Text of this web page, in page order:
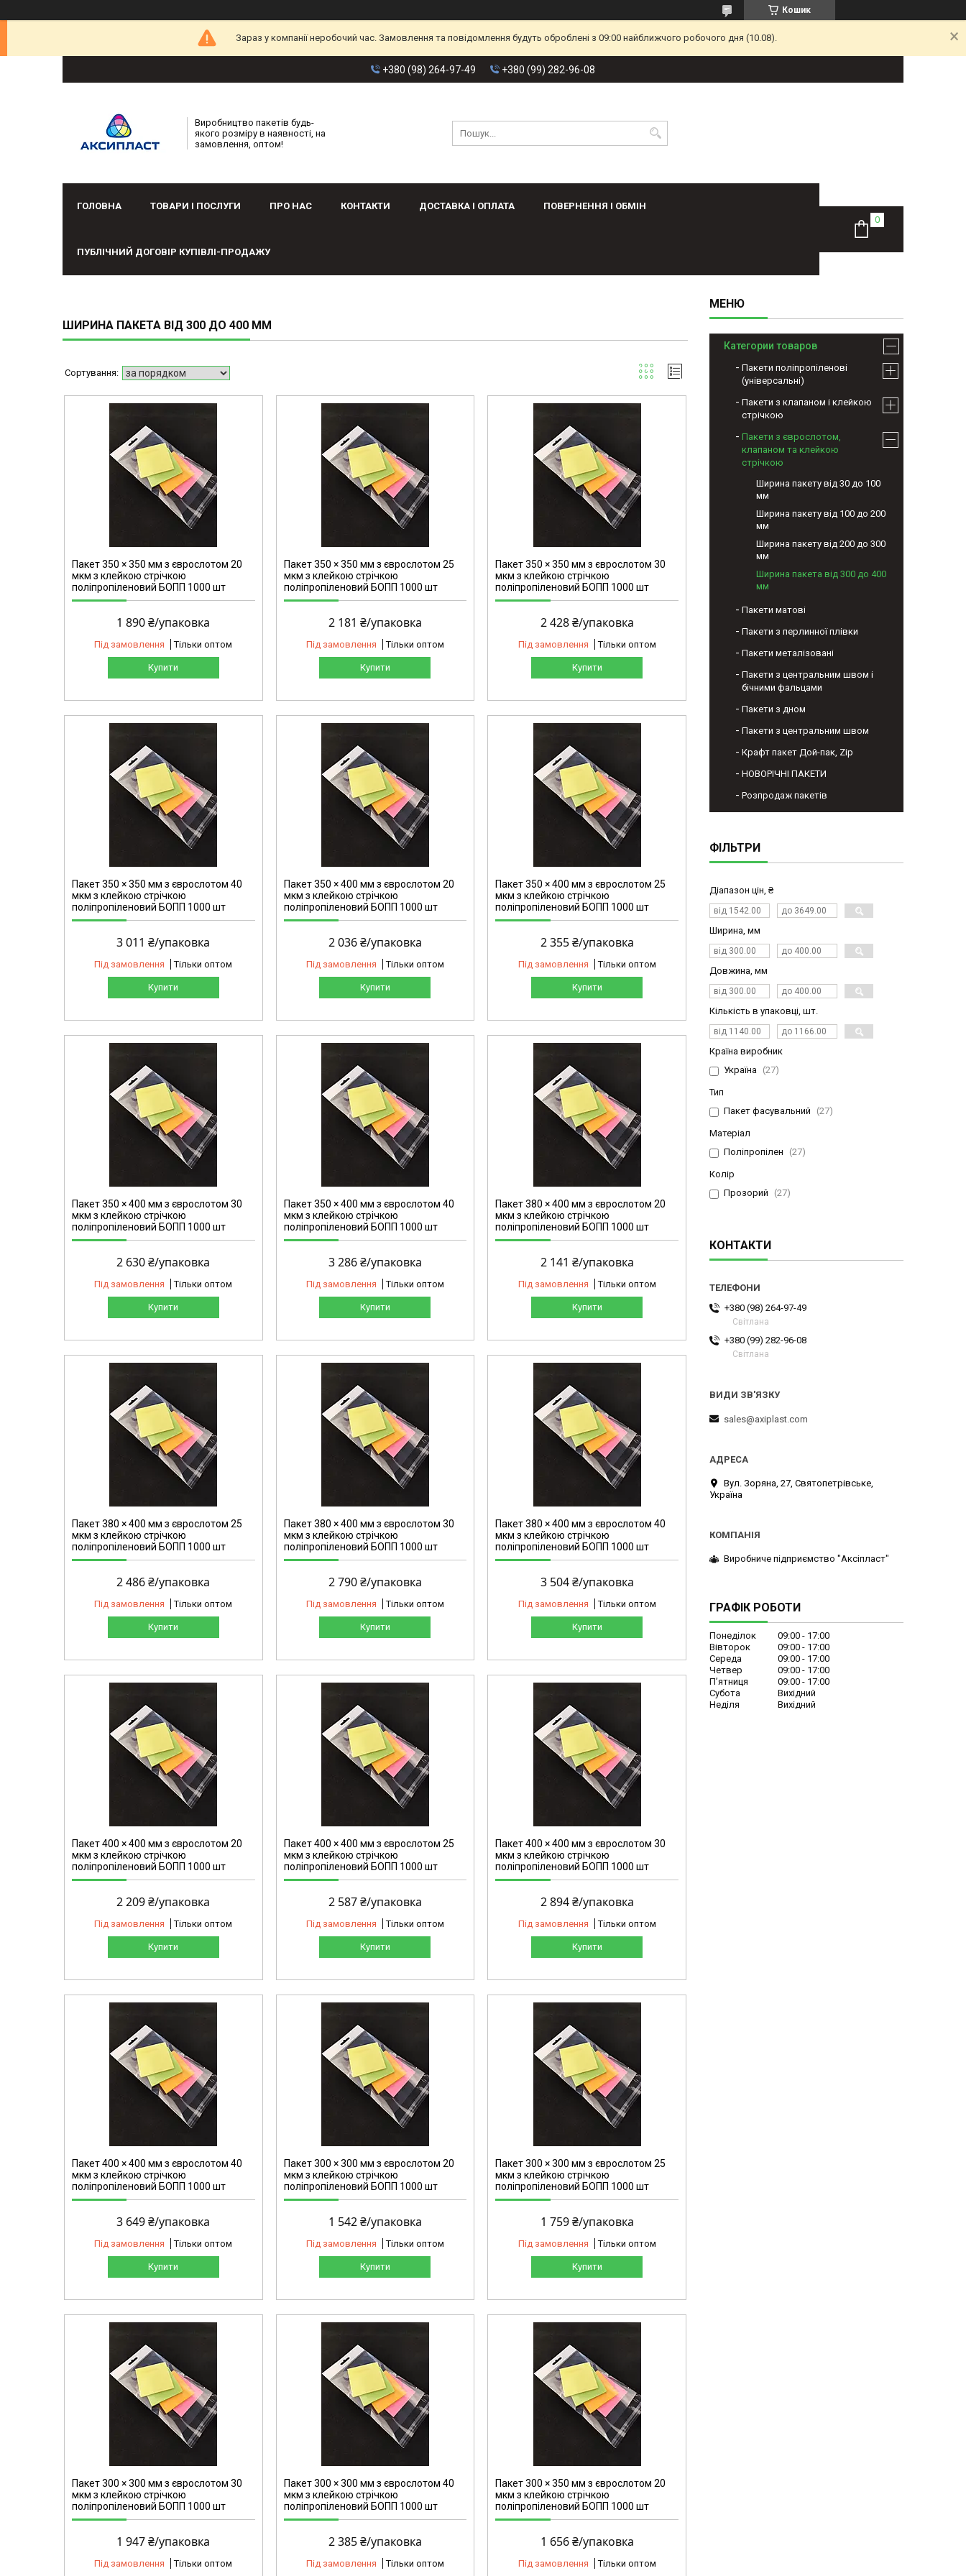
Кошик
Зараз у компанії неробочий час. Замовлення та повідомлення будуть оброблені з 09:00 найближчого робочого дня (10.08).
+380 (98) 264-97-49 +380 (99) 282-96-08
Виробництво пакетів будь-
якого розміру в наявності, на
замовлення, оптом!
ГОЛОВНА ТОВАРИ І ПОСЛУГИ ПРО НАС КОНТАКТИ ДОСТАВКА І ОПЛАТА ПОВЕРНЕННЯ І ОБМІН
ПУБЛІЧНИЙ ДОГОВІР КУПІВЛІ-ПРОДАЖУ
ШИРИНА ПАКЕТА ВІД 300 ДО 400 ММ
Пакет 350 × 350 мм з єврослотом 20
мкм з клейкою стрічкою
поліпропіленовий БОПП 1000 шт
1 890 ₴/упаковка
Під замовлення Тільки оптом
Купити
Пакет 350 × 350 мм з єврослотом 25
мкм з клейкою стрічкою
поліпропіленовий БОПП 1000 шт
2 181 ₴/упаковка
Під замовлення Тільки оптом
Купити
Пакет 350 × 350 мм з єврослотом 30
мкм з клейкою стрічкою
поліпропіленовий БОПП 1000 шт
2 428 ₴/упаковка
Під замовлення Тільки оптом
Купити
Пакет 350 × 350 мм з єврослотом 40
мкм з клейкою стрічкою
поліпропіленовий БОПП 1000 шт
3 011 ₴/упаковка
Під замовлення Тільки оптом
Купити
Пакет 350 × 400 мм з єврослотом 20
мкм з клейкою стрічкою
поліпропіленовий БОПП 1000 шт
2 036 ₴/упаковка
Під замовлення Тільки оптом
Купити
Пакет 350 × 400 мм з єврослотом 25
мкм з клейкою стрічкою
поліпропіленовий БОПП 1000 шт
2 355 ₴/упаковка
Під замовлення Тільки оптом
Купити
Пакет 350 × 400 мм з єврослотом 30
мкм з клейкою стрічкою
поліпропіленовий БОПП 1000 шт
2 630 ₴/упаковка
Під замовлення Тільки оптом
Купити
Пакет 350 × 400 мм з єврослотом 40
мкм з клейкою стрічкою
поліпропіленовий БОПП 1000 шт
3 286 ₴/упаковка
Під замовлення Тільки оптом
Купити
Пакет 380 × 400 мм з єврослотом 20
мкм з клейкою стрічкою
поліпропіленовий БОПП 1000 шт
2 141 ₴/упаковка
Під замовлення Тільки оптом
Купити
Пакет 380 × 400 мм з єврослотом 25
мкм з клейкою стрічкою
поліпропіленовий БОПП 1000 шт
2 486 ₴/упаковка
Під замовлення Тільки оптом
Купити
Пакет 380 × 400 мм з єврослотом 30
мкм з клейкою стрічкою
поліпропіленовий БОПП 1000 шт
2 790 ₴/упаковка
Під замовлення Тільки оптом
Купити
Пакет 380 × 400 мм з єврослотом 40
мкм з клейкою стрічкою
поліпропіленовий БОПП 1000 шт
3 504 ₴/упаковка
Під замовлення Тільки оптом
Купити
Пакет 400 × 400 мм з єврослотом 20
мкм з клейкою стрічкою
поліпропіленовий БОПП 1000 шт
2 209 ₴/упаковка
Під замовлення Тільки оптом
Купити
Пакет 400 × 400 мм з єврослотом 25
мкм з клейкою стрічкою
поліпропіленовий БОПП 1000 шт
2 587 ₴/упаковка
Під замовлення Тільки оптом
Купити
Пакет 400 × 400 мм з єврослотом 30
мкм з клейкою стрічкою
поліпропіленовий БОПП 1000 шт
2 894 ₴/упаковка
Під замовлення Тільки оптом
Купити
Пакет 400 × 400 мм з єврослотом 40
мкм з клейкою стрічкою
поліпропіленовий БОПП 1000 шт
3 649 ₴/упаковка
Під замовлення Тільки оптом
Купити
Пакет 300 × 300 мм з єврослотом 20
мкм з клейкою стрічкою
поліпропіленовий БОПП 1000 шт
1 542 ₴/упаковка
Під замовлення Тільки оптом
Купити
Пакет 300 × 300 мм з єврослотом 25
мкм з клейкою стрічкою
поліпропіленовий БОПП 1000 шт
1 759 ₴/упаковка
Під замовлення Тільки оптом
Купити
Пакет 300 × 300 мм з єврослотом 30
мкм з клейкою стрічкою
поліпропіленовий БОПП 1000 шт
1 947 ₴/упаковка
Під замовлення Тільки оптом
Пакет 300 × 300 мм з єврослотом 40
мкм з клейкою стрічкою
поліпропіленовий БОПП 1000 шт
2 385 ₴/упаковка
Під замовлення Тільки оптом
Пакет 300 × 350 мм з єврослотом 20
мкм з клейкою стрічкою
поліпропіленовий БОПП 1000 шт
1 656 ₴/упаковка
Під замовлення Тільки оптом
Категории товаров
Пакети поліпропіленові
(універсальні)
Пакети з клапаном і клейкою
стрічкою
Пакети з єврослотом,
клапаном та клейкою
стрічкою
Ширина пакету від 30 до 100
мм
Ширина пакету від 100 до 200
мм
Ширина пакету від 200 до 300
мм
Ширина пакета від 300 до 400
мм
Пакети матові
Пакети з перлинної плівки
Пакети металізовані
Пакети з центральним швом і
бічними фальцами
Пакети з дном
Пакети з центральним швом
Крафт пакет Дой-пак, Zip
НОВОРІЧНІ ПАКЕТИ
Розпродаж пакетів
ФІЛЬТРИ
Діапазон цін, ₴
Ширина, мм
Довжина, мм
Кількість в упаковці, шт.
Країна виробник
Україна
27
Тип
Пакет фасувальний
27
Матеріал
Поліпропілен
27
Колір
Прозорий
27
КОНТАКТИ
+380 (98) 264-97-49
Світлана
+380 (99) 282-96-08
Світлана
sales@axiplast.com
Вул. Зоряна, 27, Святопетрівське,
Україна
Виробниче підприємство "Аксіпласт"
ГРАФІК РОБОТИ
Понеділок 09:00
17:00
Вівторок
09:00
17:00
Середа
09:00
17:00
Четвер
09:00
17:00
Пʼятниця
09:00
17:00
Субота
Вихідний
Неділя
Вихідний